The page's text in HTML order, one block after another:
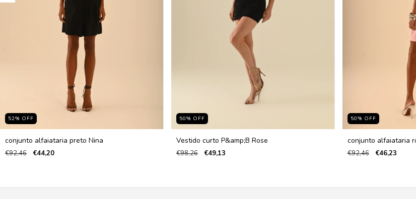
52% OFF
conjunto alfaiataria preto Nina
€92,46 €44,20
50% OFF
Vestido curto P&amp;B Rose
€98,26 €49,13
50% OFF
conjunto alfaiataria
€92,46 €46,23